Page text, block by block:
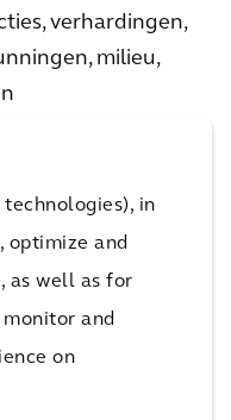
in
optimize and
as well as for
and
on
verhardingen,
milieu,
van deze
unieke,
project.